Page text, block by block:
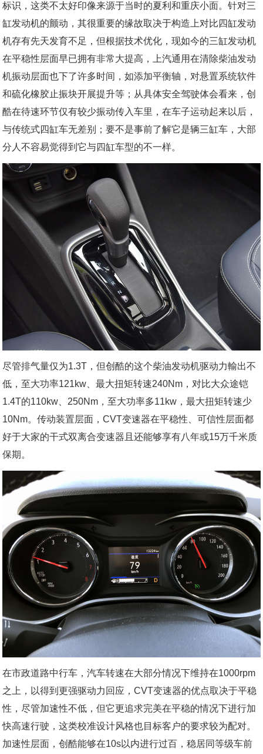
标识，这类不太好印像来源于当时的夏利和重庆小面。针对三
缸发动机的颤动，其很重要的缘故取决于构造上对比四缸发动
机存有先天发育不足，但根据技术优化，现如今的三缸发动机
在平稳性层面早已拥有非常大提高，上汽通用在清除柴油发动
机振动层面也下了许多时间，如添加平衡轴，对悬置系统软件
和硫化橡胶止振块开展提升等；从具体安全驾驶体会看来，创
酷在待速环节仅有较少振动传入车里，在车子运动起来以后，
与传统式四缸车无差别；要不是事前了解它是辆三缸车，大部
分人不容易觉得到它与四缸车型的不一样。
尽管排气量仅为1.3T，但创酷的这个柴油发动机驱动力輸出不
低，至大功率121kw、最大扭矩转速240Nm，对比大众途铠
1.4T的110kw、250Nm，至大功率多11kw，最大扭矩转速少
10Nm。传动装置层面，CVT变速器在平稳性、可信性层面都
好于大家的干式双离合变速器且还能够享有八年或15万千米质
保期。
在市政道路中行车，汽车转速在大部分情况下维持在1000rpm
之上，以得到更强驱动力回应，CVT变速器的优点取决于平稳
性，尽管加速性不低，但它更追求完美在平稳的情况下进行加
快高速行驶，这类校准设计风格也目标客户的要求较为配对。
加速性层面，创酷能够在10s以内进行过百，稳居同等级车前